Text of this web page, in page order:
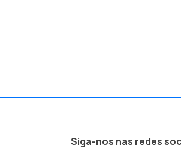
Siga-nos nas redes